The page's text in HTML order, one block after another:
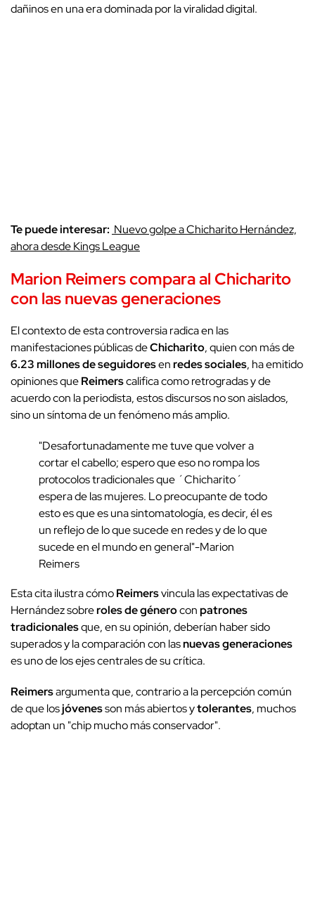
dañinos en una era dominada por la viralidad digital.
Te puede interesar: Nuevo golpe a Chicharito Hernández,
ahora desde Kings League
Marion Reimerscompara al Chicharito
con lasnuevas generaciones
El contexto de esta controversia radica en las
manifestaciones públicas deChicharito, quien con más de
6.23 millones de seguidoresenredes sociales, ha emitido
opiniones queReimerscalifica como retrogradas y de
acuerdo con la periodista, estos discursos no son aislados,
sino un síntoma de un fenómeno más amplio.
"Desafortunadamente me tuve que volver a
cortar el cabello; espero que eso no rompa los
protocolos tradicionales que ´Chicharito´
espera de las mujeres. Lo preocupante de todo
esto es que es una sintomatología, es decir, él es
un reflejo de lo que sucede en redes y de lo que
sucede en el mundo en general"-Marion
Reimers
Esta cita ilustra cómoReimersvincula las expectativas de
Hernández sobreroles de géneroconpatrones
tradicionalesque, en su opinión, deberían haber sido
superados y la comparación con lasnuevas generaciones
es uno de los ejes centrales de su crítica.
Reimersargumenta que, contrario a la percepción común
de que losjóvenesson más abiertos ytolerantes, muchos
adoptan un "chip mucho más conservador".